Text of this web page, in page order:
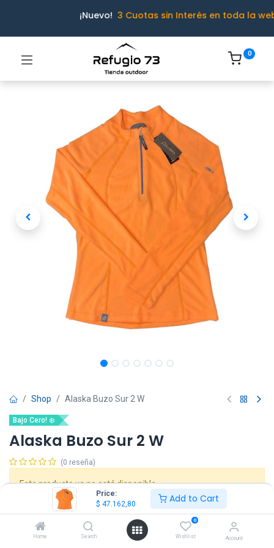
Price:
$ 47.162,80 Add to Cart
Home Search
0
Wishlist Account
¡Nuevo! 3 Cuotas sin Interés en toda la web
0
Shop Alaska Buzo Sur 2 W
Bajo Cero! ❄️
Alaska Buzo Sur 2 W
(0 reseña)
Este producto ya no está disponible.